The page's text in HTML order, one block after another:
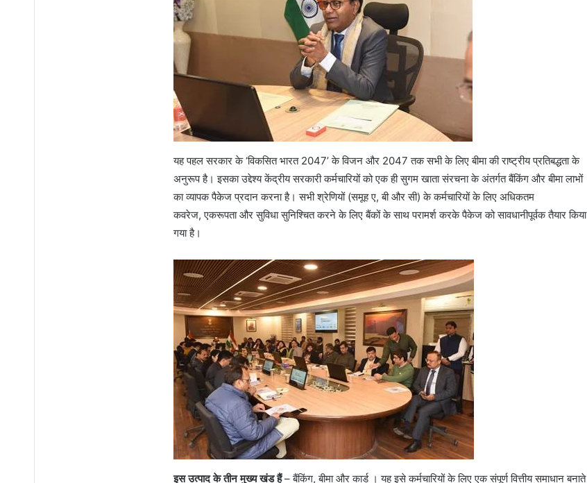
यह पहल सरकार के ‘विकसित भारत 2047’ के विजन और 2047 तक सभी के लिए बीमा की राष्ट्रीय प्रतिबद्धता के
अनुरूप है। इसका उद्देश्य केंद्रीय सरकारी कर्मचारियों को एक ही सुगम खाता संरचना के अंतर्गत बैंकिंग और बीमा लाभों
का व्यापक पैकेज प्रदान करना है। सभी श्रेणियों (समूह ए, बी और सी) के कर्मचारियों के लिए अधिकतम
कवरेज, एकरूपता और सुविधा सुनिश्चित करने के लिए बैंकों के साथ परामर्श करके पैकेज को सावधानीपूर्वक तैयार किया
गया है।
इस उत्पाद के तीन मुख्य खंड हैं– बैंकिंग, बीमा और कार्ड । यह इसे कर्मचारियों के लिए एक संपूर्ण वित्तीय समाधान बनाते